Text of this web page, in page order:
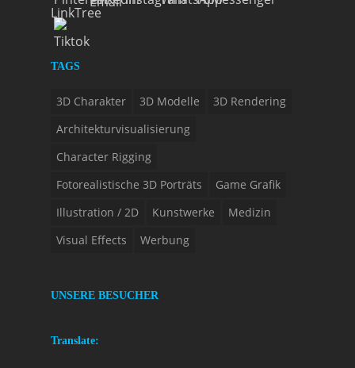
LinkTree
TAGS
3D Charakter 3D Modelle
3D Rendering
Architekturvisualisierung
Character Rigging
Fotorealistische 3D Porträts
Game Grafik
Illustration / 2D
Kunstwerke
Medizin
Visual Effects
Werbung
UNSERE BESUCHER
Translate: